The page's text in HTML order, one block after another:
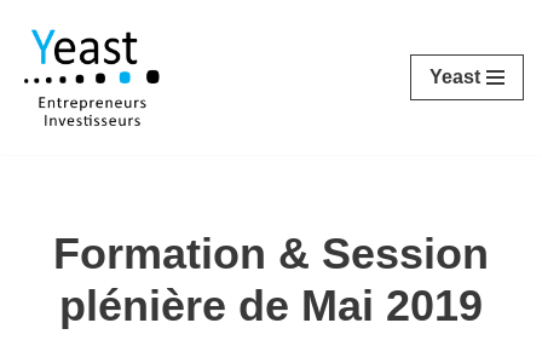
Aller
au
contenu
Yeast
Formation & Session
plénière de Mai 2019